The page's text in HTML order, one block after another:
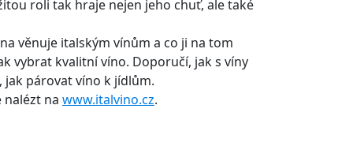
roli tak hraje nejen jeho chuť, ale také
věnuje italským vínům a co ji na tom
vybrat kvalitní víno. Doporučí, jak s víny
jak párovat víno k jídlům.
nalézt na www.italvino.cz.